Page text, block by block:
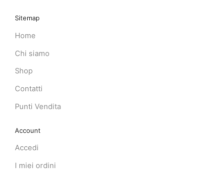
Sitemap
Home
Chi siamo
Shop
Contatti
Punti Vendita
Account
Accedi
I miei ordini